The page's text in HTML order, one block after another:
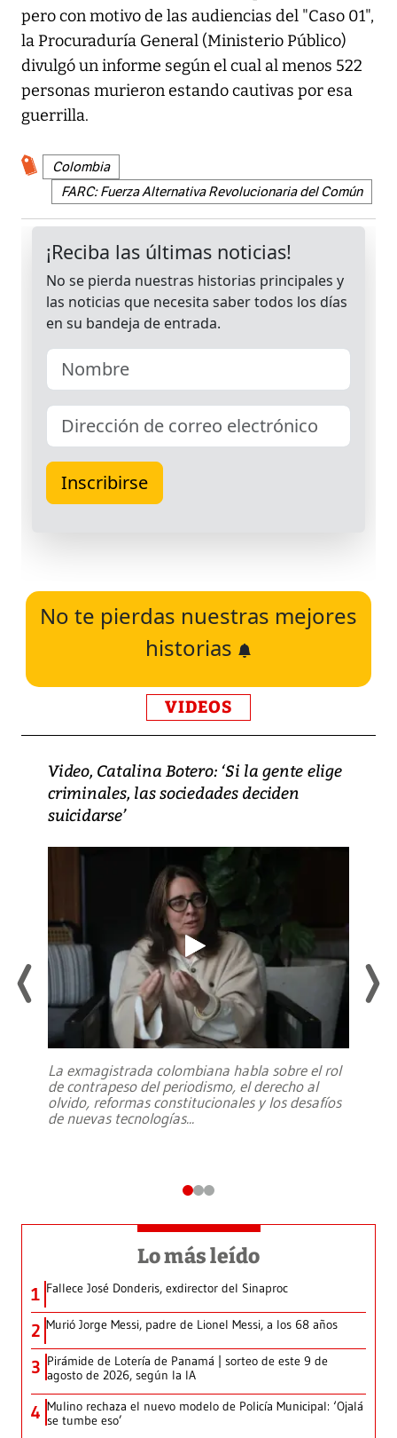
pero con motivo de las audiencias del "Caso 01",
la Procuraduría General (Ministerio Público)
divulgó un informe según el cual al menos 522
personas murieron estando cautivas por esa
guerrilla.
Colombia
FARC: Fuerza Alternativa Revolucionaria del Común
No te pierdas nuestras mejores
historias
VIDEOS
Video, Catalina Botero: ‘Si la gente elige
criminales, las sociedades deciden
suicidarse’
La exmagistrada colombiana habla sobre el rol
de contrapeso del periodismo, el derecho al
olvido, reformas constitucionales y los desafíos
de nuevas tecnologías...
Lo más leído
1 Fallece José Donderis, exdirector del Sinaproc
2 Murió Jorge Messi, padre de Lionel Messi, a los 68 años
3 Pirámide de Lotería de Panamá | sorteo de este 9 de
agosto de 2026, según la IA
4 Mulino rechaza el nuevo modelo de Policía Municipal: ‘Ojalá
se tumbe eso’